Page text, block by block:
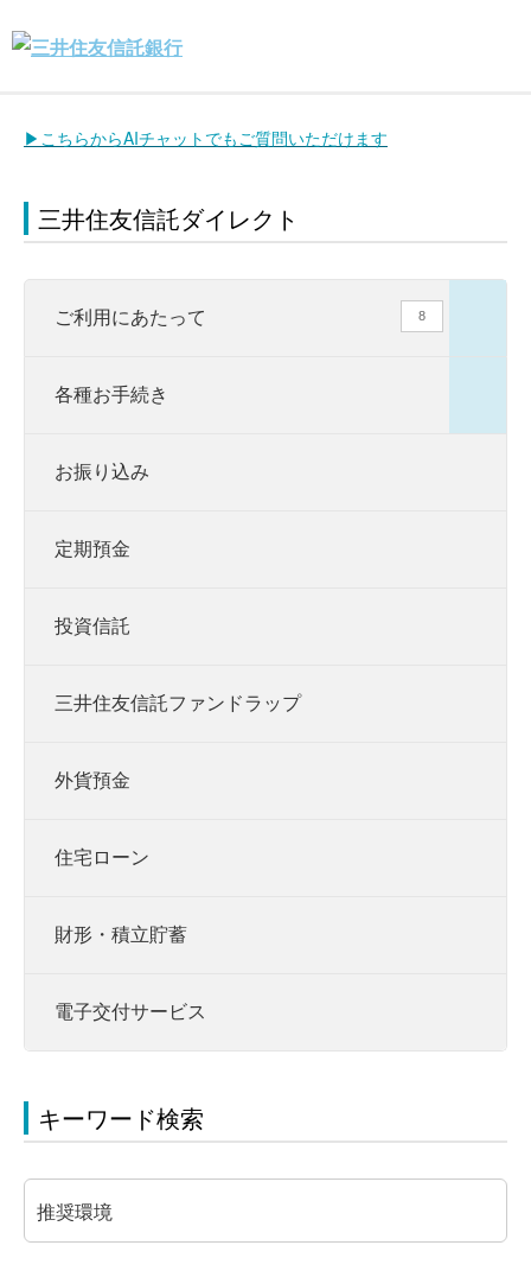
▶こちらからAIチャットでもご質問いただけます
三井住友信託ダイレクト
ご利用にあたって 8
各種お手続き
お振り込み
定期預金
投資信託
三井住友信託ファンドラップ
外貨預金
住宅ローン
財形・積立貯蓄
電子交付サービス
キーワード検索